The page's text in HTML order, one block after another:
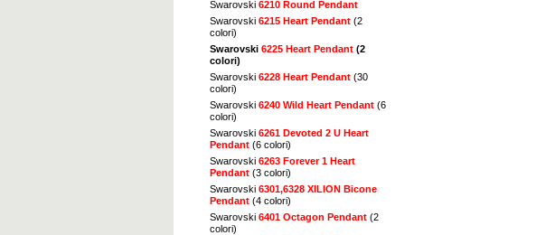
Swarovski 6210 Round Pendant
Swarovski 6215 Heart Pendant (2
colori)
Swarovski 6225 Heart Pendant (2
colori)
Swarovski 6228 Heart Pendant (30
colori)
Swarovski 6240 Wild Heart Pendant (6
colori)
Swarovski 6261 Devoted 2 U Heart
Pendant (6 colori)
Swarovski 6263 Forever 1 Heart
Pendant (3 colori)
Swarovski 6301,6328 XILION Bicone
Pendant (4 colori)
Swarovski 6401 Octagon Pendant (2
colori)